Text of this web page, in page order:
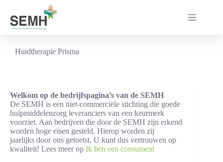
inhoud
Huidtherapie Prisma
Welkom op de bedrijfspagina’s van de SEMH
De SEMH is een niet-commerciële stichting die goede
hulpmiddelenzorg leveranciers van een keurmerk
voorziet. Aan bedrijven die door de SEMH zijn erkend
worden hoge eisen gesteld. Hierop worden zij
jaarlijks door ons getoetst. U kunt dus vertrouwen op
kwaliteit! Lees meer op Ik ben een consument